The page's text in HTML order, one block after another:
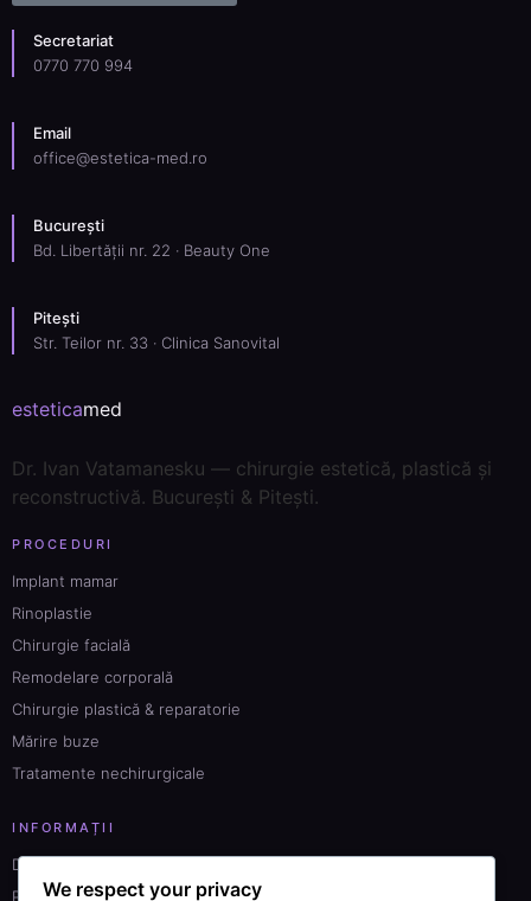
Secretariat
0770 770 994
Email
office@estetica-med.ro
București
Bd. Libertății nr. 22 · Beauty One
Pitești
Str. Teilor nr. 33 · Clinica Sanovital
esteticamed
Dr. Ivan Vatamanesku — chirurgie estetică, plastică și
reconstructivă. București & Pitești.
PROCEDURI
Implant mamar
Rinoplastie
Chirurgie facială
Remodelare corporală
Chirurgie plastică & reparatorie
Mărire buze
Tratamente nechirurgicale
INFORMAȚII
Despre Dr. Ivan Vatamanesku
PrețuriWe respect your privacy